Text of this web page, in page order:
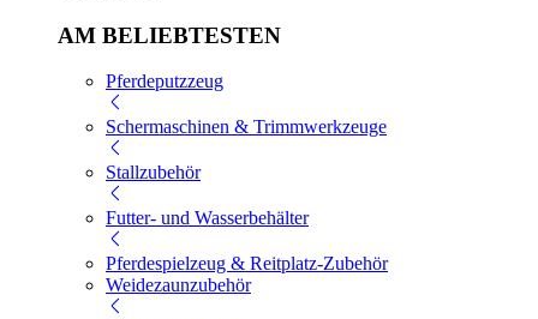
AM BELIEBTESTEN
Pferdeputzzeug
Schermaschinen & Trimmwerkzeuge
Stallzubehör
Futter- und Wasserbehälter
Pferdespielzeug & Reitplatz-Zubehör
Weidezaunzubehör